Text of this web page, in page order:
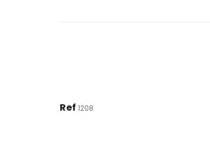
Ref 1208